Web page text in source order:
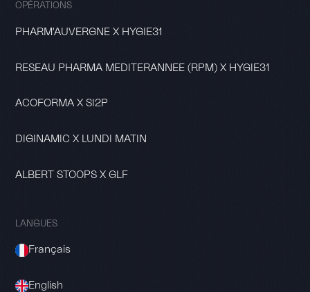
OPÉRATIONS
PHARM'AUVERGNE X HYGIE31
RESEAU PHARMA MEDITERANNEE (RPM) X HYGIE31
ACOFORMA X SI2P
DIGINAMIC X LUNDI MATIN
ALBERT STOOPS X GLF
LANGUES
Français
English